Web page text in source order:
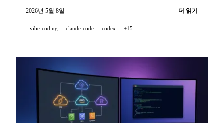
100 % AI 페어로 개발될 때도 깨끗한 코드를 지향하
2026년 5월 8일 더 읽기
vibe-coding claude-code codex +15